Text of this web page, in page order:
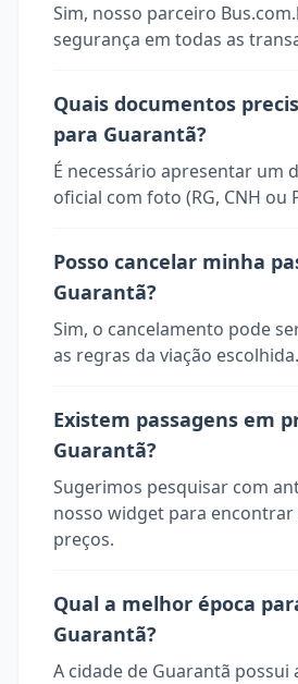
Sim, nosso parceiro
segurança em todas as
Quais documentos
para Guarantã?
É necessário apresentar um
oficial com foto (RG, CNH ou
Posso cancelar minha
Guarantã?
Sim, o cancelamento pode
as regras da viação escolhida.
Existem passagens em
Guarantã?
Sugerimos pesquisar com
nosso widget para encontrar
preços.
Qual a melhor época
Guarantã?
A cidade de Guarantã possui